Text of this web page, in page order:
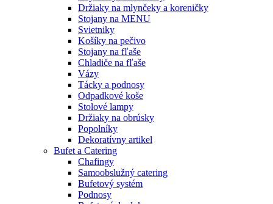
Držiaky na mlynčeky a koreničky
Stojany na MENU
Svietniky
Košíky na pečivo
Stojany na fľaše
Chladiče na fľaše
Vázy
Tácky a podnosy
Odpadkové koše
Stolové lampy
Držiaky na obrúsky
Popolníky
Dekoratívny artikel
Bufet a Catering
Chafingy
Samoobslužný catering
Bufetový systém
Podnosy